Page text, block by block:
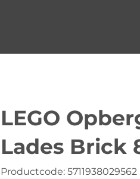
LEGO
Lades Brick
Productcode: Productcode
5711938029562
5711938029562